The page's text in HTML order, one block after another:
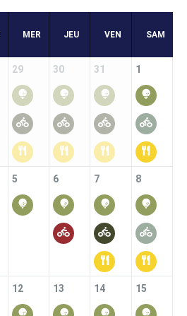
MER JEU VEN SAM
29 30 31 1
5 6 7 8
12 13 14 15